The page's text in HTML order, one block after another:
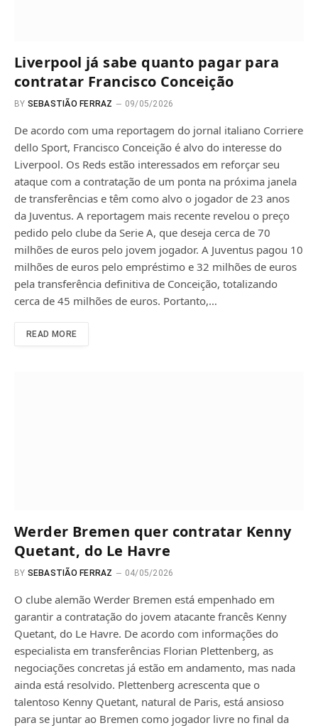
Liverpool já sabe quanto pagar para
contratar Francisco Conceição
BY SEBASTIÃO FERRAZ 09/05/2026
De acordo com uma reportagem do jornal italiano Corriere
dello Sport, Francisco Conceição é alvo do interesse do
Liverpool. Os Reds estão interessados ​​em reforçar seu
ataque com a contratação de um ponta na próxima janela
de transferências e têm como alvo o jogador de 23 anos
da Juventus. A reportagem mais recente revelou o preço
pedido pelo clube da Serie A, que deseja cerca de 70
milhões de euros pelo jovem jogador. A Juventus pagou 10
milhões de euros pelo empréstimo e 32 milhões de euros
pela transferência definitiva de Conceição, totalizando
cerca de 45 milhões de euros. Portanto,…
READ MORE
Werder Bremen quer contratar Kenny
Quetant, do Le Havre
BY SEBASTIÃO FERRAZ 04/05/2026
O clube alemão Werder Bremen está empenhado em
garantir a contratação do jovem atacante francês Kenny
Quetant, do Le Havre. De acordo com informações do
especialista em transferências Florian Plettenberg, as
negociações concretas já estão em andamento, mas nada
ainda está resolvido. Plettenberg acrescenta que o
talentoso Kenny Quetant, natural de Paris, está ansioso
para se juntar ao Bremen como jogador livre no final da